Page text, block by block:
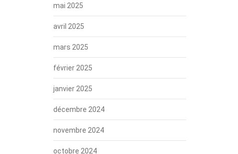
mai 2025
avril 2025
mars 2025
février 2025
janvier 2025
décembre 2024
novembre 2024
octobre 2024